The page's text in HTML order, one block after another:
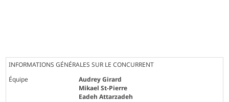
INFORMATIONS GÉNÉRALES SUR LE CONCURRENT
Équipe
Audrey Girard
Mikael St-Pierre
Eadeh Attarzadeh